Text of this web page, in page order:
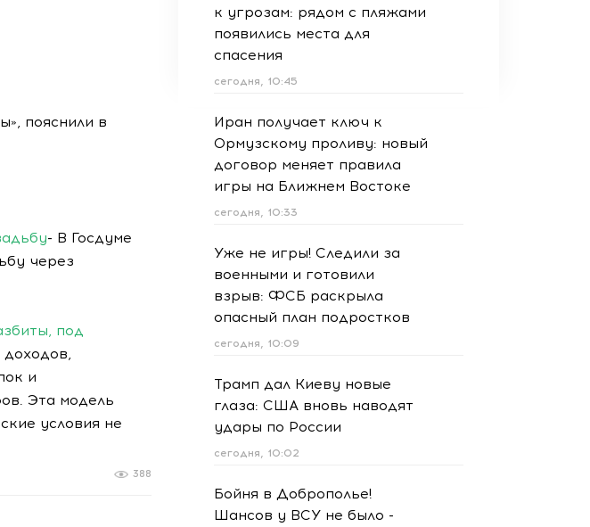
пояснили в
- В Госдуме
через
под
и
Эта модель
условия не
388
к угрозам: рядом с пляжами
появились места для
спасения
сегодня, 10:45
Иран получает ключ к
Ормузскому проливу: новый
договор меняет правила
игры на Ближнем Востоке
сегодня, 10:33
Уже не игры! Следили за
военными и готовили
взрыв: ФСБ раскрыла
опасный план подростков
сегодня, 10:09
Трамп дал Киеву новые
глаза: США вновь наводят
удары по России
сегодня, 10:02
Бойня в Доброполье!
Шансов у ВСУ не было -